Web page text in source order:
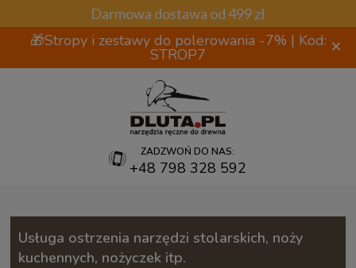
Darmowa dostawa od 499 zł
🎁Stropy i zestawy do polerowania -7% | Kod:
STROP7 ×
ZADZWOŃ DO NAS:
+48 798 328 592
Usługa ostrzenia narzędzi stolarskich, noży
kuchennych, nożyczek itp.